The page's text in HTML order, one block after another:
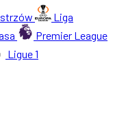
Liga
Premier League
Ligue 1